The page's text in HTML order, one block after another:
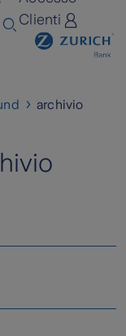
Clienti
archivio